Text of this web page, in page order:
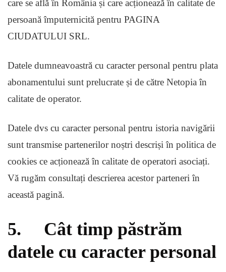
care se află în România și care acționează în calitate de
persoană împuternicită pentru PAGINA
CIUDATULUI SRL.
Datele dumneavoastră cu caracter personal pentru plata
abonamentului sunt prelucrate și de către Netopia în
calitate de operator.
Datele dvs cu caracter personal pentru istoria navigării
sunt transmise partenerilor noștri descriși în politica de
cookies ce acționează în calitate de operatori asociați.
Vă rugăm consultați descrierea acestor parteneri în
această pagină.
5. Cât timp păstrăm
datele cu caracter personal